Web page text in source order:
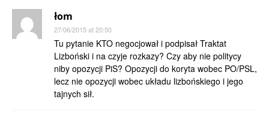
łom
27/06/2015 at 20:50
Tu pytanie KTO negocjował i podpisał Traktat
Lizboński i na czyje rozkazy? Czy aby nie politycy
niby opozycji PiS? Opozycji do koryta wobec PO/PSL,
lecz nie opozycji wobec układu lizbońskiego i jego
tajnych sił.